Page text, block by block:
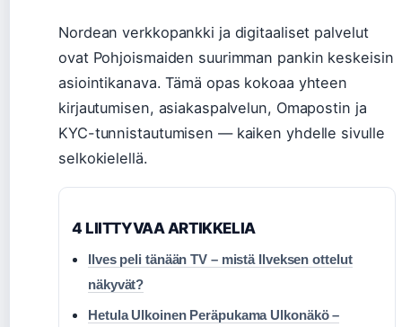
Nordean verkkopankki ja digitaaliset palvelut
ovat Pohjoismaiden suurimman pankin keskeisin
asiointikanava. Tämä opas kokoaa yhteen
kirjautumisen, asiakaspalvelun, Omapostin ja
KYC-tunnistautumisen — kaiken yhdelle sivulle
selkokielellä.
4 LIITTYVAA ARTIKKELIA
Ilves peli tänään TV – mistä Ilveksen ottelut
näkyvät?
Hetula Ulkoinen Peräpukama Ulkonäkö –